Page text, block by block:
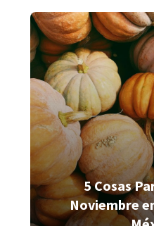
5 Cosas
Noviembre